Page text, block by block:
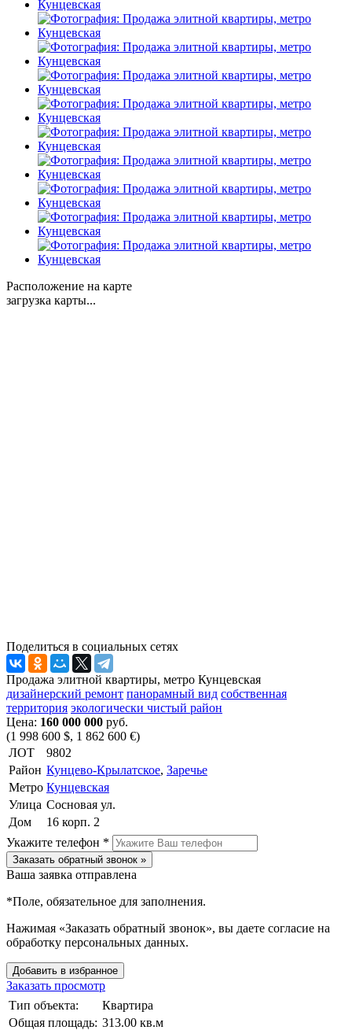
Расположение на карте
загрузка карты...
Поделиться в социальных сетях
Продажа элитной квартиры, метро Кунцевская
дизайнерский ремонт панорамный вид собственная
территория экологически чистый район
Цена: 160 000 000 руб.
(1 998 600 $, 1 862 600 €)
ЛОТ
9802
Район Кунцево-Крылатское, Заречье
Метро Кунцевская
Улица Сосновая ул.
Дом
16 корп. 2
Укажите телефон *
Заказать обратный звонок »
Ваша заявка отправлена
*Поле, обязательное для заполнения.
Нажимая «Заказать обратный звонок», вы даете согласие на
обработку персональных данных.
Добавить в избранное
Заказать просмотр
Тип объекта:
Квартира
Общая площадь: 313.00 кв.м